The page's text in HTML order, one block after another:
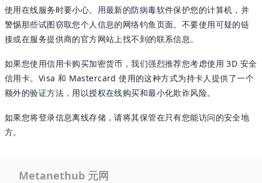
使用在线服务时要小心。用最新的防病毒软件保护您的计算机，并
警惕那些试图窃取您个人信息的网络钓鱼页面。不要使用可疑的链
接或在服务提供商的官方网站上找不到的联系信息。
如果您使用信用卡购买加密货币，我们强烈推荐您考虑使用 3D 安全
信用卡。Visa 和 Mastercard 使用的这种方式为持卡人提供了一个
额外的验证方法，用以授权在线购买和最小化欺诈风险。
如果您将登录信息离线存储，请将其保管在只有您能访问的安全地
方。
Metanethub 元网